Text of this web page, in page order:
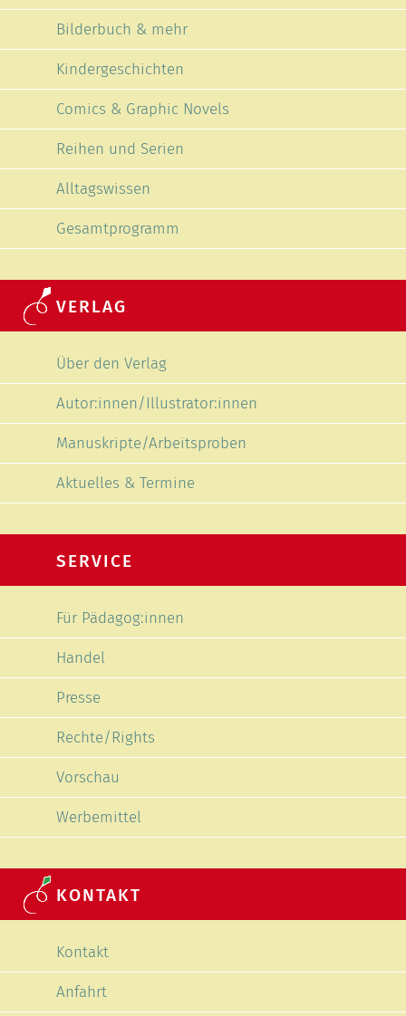
Bilderbuch & mehr
Kindergeschichten
Comics & Graphic Novels
Reihen und Serien
Alltagswissen
Gesamtprogramm
VERLAG
Navigation überspringen
Über den Verlag
Autor:innen/Illustrator:innen
Manuskripte/Arbeitsproben
Aktuelles & Termine
SERVICE
Navigation überspringen
Für Pädagog:innen
Handel
Presse
Rechte/Rights
Vorschau
Werbemittel
KONTAKT
Navigation überspringen
Kontakt
Anfahrt